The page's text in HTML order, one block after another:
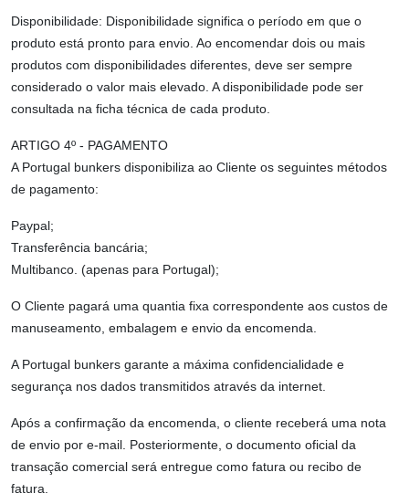
Disponibilidade: Disponibilidade significa o período em que o
produto está pronto para envio. Ao encomendar dois ou mais
produtos com disponibilidades diferentes, deve ser sempre
considerado o valor mais elevado. A disponibilidade pode ser
consultada na ficha técnica de cada produto.
ARTIGO 4º - PAGAMENTO
A Portugal bunkers disponibiliza ao Cliente os seguintes métodos
de pagamento:
Paypal;
Transferência bancária;
Multibanco. (apenas para Portugal);
O Cliente pagará uma quantia fixa correspondente aos custos de
manuseamento, embalagem e envio da encomenda.
A Portugal bunkers garante a máxima confidencialidade e
segurança nos dados transmitidos através da internet.
Após a confirmação da encomenda, o cliente receberá uma nota
de envio por e-mail. Posteriormente, o documento oficial da
transação comercial será entregue como fatura ou recibo de
fatura.